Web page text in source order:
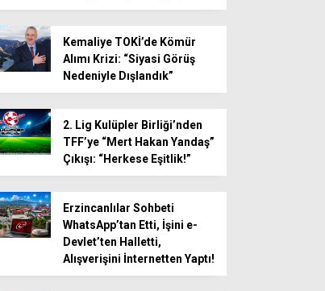
Kemaliye TOKİ’de Kömür
Alımı Krizi: “Siyasi Görüş
Nedeniyle Dışlandık”
2. Lig Kulüpler Birliği’nden
TFF’ye “Mert Hakan Yandaş”
Çıkışı: “Herkese Eşitlik!”
Erzincanlılar Sohbeti
WhatsApp’tan Etti, İşini e-
Devlet’ten Halletti,
Alışverişini İnternetten Yaptı!